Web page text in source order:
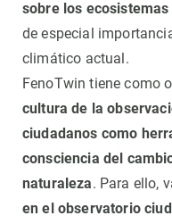
sobre los
de especial
climático actual.
FenoTwin tiene como
cultura de la
ciudadanos como
consciencia del
naturaleza. Para ello,
en el observatorio